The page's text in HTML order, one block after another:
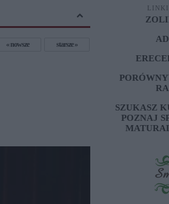
nowsze starsze
LINKI
SZUKASZ
POZNAJ